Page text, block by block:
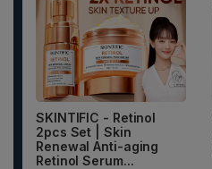
SKINTIFIC - Retinol
2pcs Set | Skin
Renewal Anti-aging
Retinol Serum...